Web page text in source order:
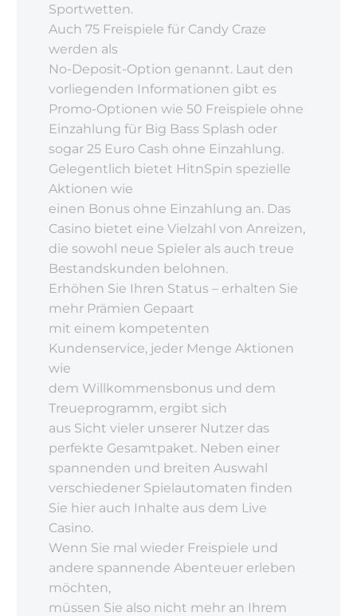
Sportwetten.
Auch 75 Freispiele für Candy Craze
werden als
No-Deposit-Option genannt. Laut den
vorliegenden Informationen gibt es
Promo-Optionen wie 50 Freispiele ohne
Einzahlung für Big Bass Splash oder
sogar 25 Euro Cash ohne Einzahlung.
Gelegentlich bietet HitnSpin spezielle
Aktionen wie
einen Bonus ohne Einzahlung an. Das
Casino bietet eine Vielzahl von Anreizen,
die sowohl neue Spieler als auch treue
Bestandskunden belohnen.
Erhöhen Sie Ihren Status – erhalten Sie
mehr Prämien Gepaart
mit einem kompetenten
Kundenservice, jeder Menge Aktionen
wie
dem Willkommensbonus und dem
Treueprogramm, ergibt sich
aus Sicht vieler unserer Nutzer das
perfekte Gesamtpaket. Neben einer
spannenden und breiten Auswahl
verschiedener Spielautomaten finden
Sie hier auch Inhalte aus dem Live
Casino.
Wenn Sie mal wieder Freispiele und
andere spannende Abenteuer erleben
möchten,
müssen Sie also nicht mehr an Ihrem